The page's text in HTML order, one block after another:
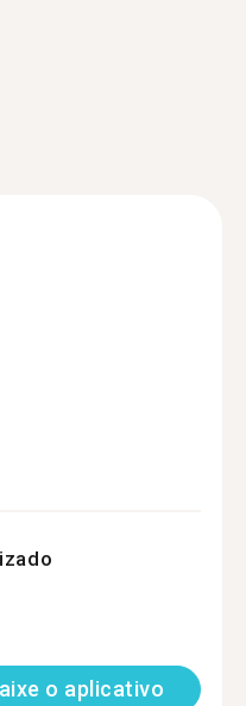
o aplicativo